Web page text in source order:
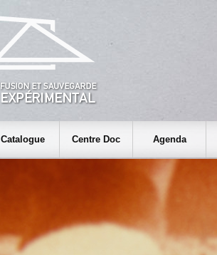
Catalogue Centre Doc Agenda